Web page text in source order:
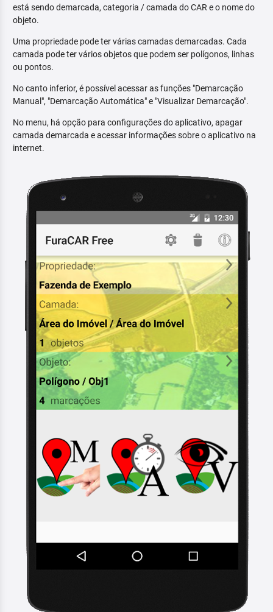
está sendo demarcada, categoria / camada do CAR e o nome do
objeto.
Uma propriedade pode ter várias camadas demarcadas. Cada
camada pode ter vários objetos que podem ser polígonos, linhas
ou pontos.
No canto inferior, é possível acessar as funções "Demarcação
Manual", "Demarcação Automática" e "Visualizar Demarcação".
No menu, há opção para configurações do aplicativo, apagar
camada demarcada e acessar informações sobre o aplicativo na
internet.